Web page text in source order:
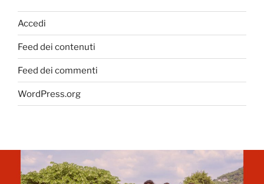
Accedi
Feed dei contenuti
Feed dei commenti
WordPress.org